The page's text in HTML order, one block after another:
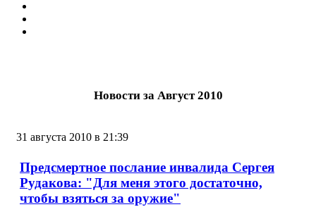
Новости за Август 2010
31 августа 2010 в 21:39
Предсмертное послание инвалида Сергея
Рудакова: "Для меня этого достаточно,
чтобы взяться за оружие"